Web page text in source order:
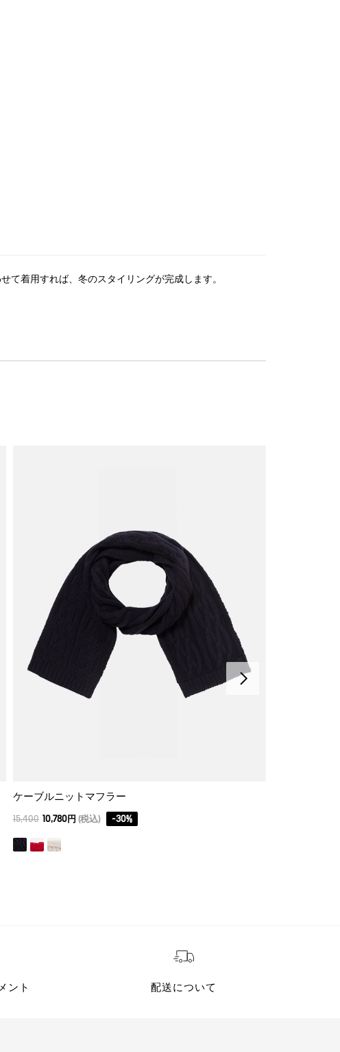
て着用すれば、冬のスタイリングが完成します。
ケーブルニットマフラー
15,400 10,780円 (税込) -30%
ント 配送について